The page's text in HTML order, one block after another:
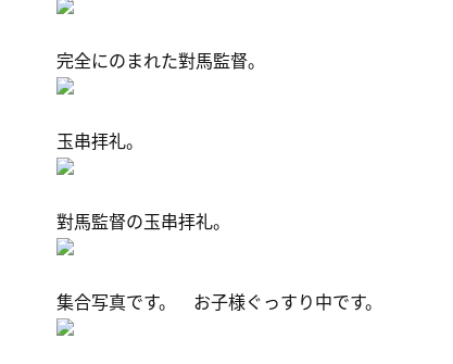
完全にのまれた對馬監督。
玉串拝礼。
對馬監督の玉串拝礼。
集合写真です。 お子様ぐっすり中です。